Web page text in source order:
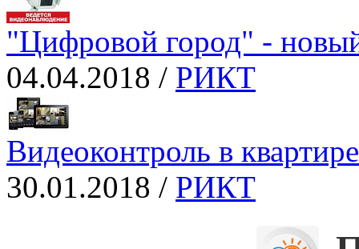
"Цифровой город" -
04.04.2018 / РИКТ
Видеоконтроль в
30.01.2018 / РИКТ